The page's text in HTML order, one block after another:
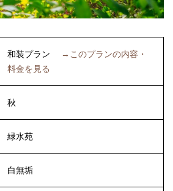
和装プラン
→このプランの内容・
料金を見る
秋
緑水苑
白無垢